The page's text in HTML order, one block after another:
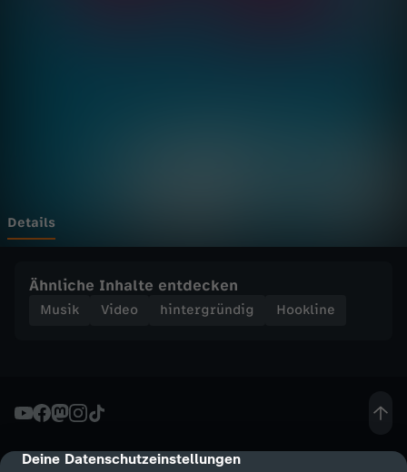
cmp-dialog-description
Deine Datenschutzeinstellungen
W
E
N
D
Details
Ähnliche Inhalte entdecken
Musik Video hintergründig Hookline